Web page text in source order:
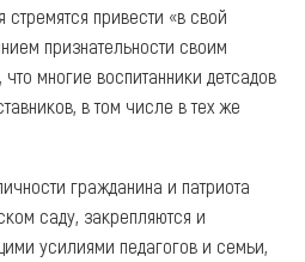
привести «в свой
признательности своим
что многие воспитанники детсадов
в том числе в тех же
гражданина и патриота
саду, закрепляются и
усилиями педагогов и семьи,